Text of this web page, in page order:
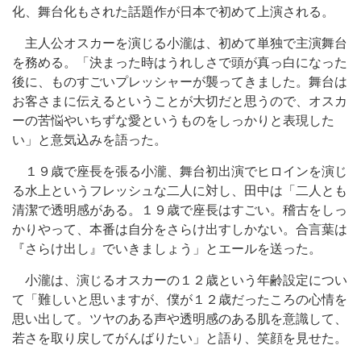
化、舞台化もされた話題作が日本で初めて上演される。
主人公オスカーを演じる小瀧は、初めて単独で主演舞台
を務める。「決まった時はうれしさで頭が真っ白になった
後に、ものすごいプレッシャーが襲ってきました。舞台は
お客さまに伝えるということが大切だと思うので、オスカ
ーの苦悩やいちずな愛というものをしっかりと表現した
い」と意気込みを語った。
１９歳で座長を張る小瀧、舞台初出演でヒロインを演じ
る水上というフレッシュな二人に対し、田中は「二人とも
清潔で透明感がある。１９歳で座長はすごい。稽古をしっ
かりやって、本番は自分をさらけ出すしかない。合言葉は
『さらけ出し』でいきましょう」とエールを送った。
小瀧は、演じるオスカーの１２歳という年齢設定につい
て「難しいと思いますが、僕が１２歳だったころの心情を
思い出して。ツヤのある声や透明感のある肌を意識して、
若さを取り戻してがんばりたい」と語り、笑顔を見せた。